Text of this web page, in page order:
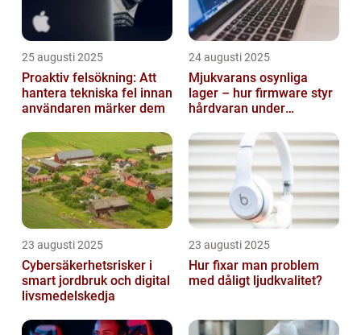
25 augusti 2025
Proaktiv felsökning: Att
hantera tekniska fel innan
användaren märker dem
24 augusti 2025
Mjukvarans osynliga
lager – hur firmware styr
hårdvaran under
23 augusti 2025
Cybersäkerhetsrisker i
smart jordbruk och digital
livsmedelskedja
23 augusti 2025
Hur fixar man problem
med dåligt ljudkvalitet?